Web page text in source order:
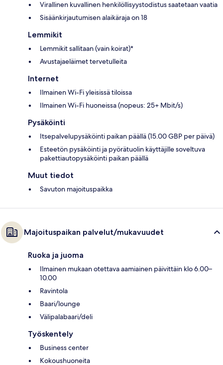
Virallinen kuvallinen henkilöllisyystodistus saatetaan vaatia
Sisäänkirjautumisen alaikäraja on 18
Lemmikit
Lemmikit sallitaan (vain koirat)*
Avustajaeläimet tervetulleita
Internet
Ilmainen Wi-Fi yleisissä tiloissa
Ilmainen Wi-Fi huoneissa (nopeus: 25+ Mbit/s)
Pysäköinti
Itsepalvelupysäköinti paikan päällä (15.00 GBP per päivä)
Esteetön pysäköinti ja pyörätuolin käyttäjille soveltuva
pakettiautopysäköinti paikan päällä
Muut tiedot
Savuton majoituspaikka
Majoituspaikan palvelut/mukavuudet
Ruoka ja juoma
Ilmainen mukaan otettava aamiainen päivittäin klo 6.00–
10.00
Ravintola
Baari/lounge
Välipalabaari/deli
Työskentely
Business center
Kokoushuoneita